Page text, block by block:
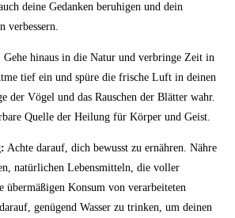
deine Gedanken beruhigen und ⁤dein
verbessern.
Gehe hinaus in die Natur und verbringe​ Zeit in
tief ein und spüre die ⁤frische ⁢Luft​ in deinen
⁣der Vögel und ⁢das Rauschen⁢ der Blätter wahr.​
Quelle ​der Heilung für Körper und ⁣Geist.
Achte darauf, dich bewusst zu ernähren. Nähre
natürlichen Lebensmitteln, die​ voller⁤
übermäßigen Konsum ‍von verarbeiteten
genügend Wasser zu​ trinken, um deinen